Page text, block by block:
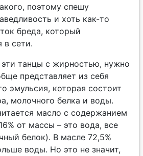
поэтому спешу
и хоть как-то
бреда, который
в сети.
танцы с жирностью, нужно
представляет из себя
эмульсия, которая состоит
молочного белка и воды.
масло с содержанием
от массы – это вода, все
белок). В масле 72,5%
воды. Но это не значит,